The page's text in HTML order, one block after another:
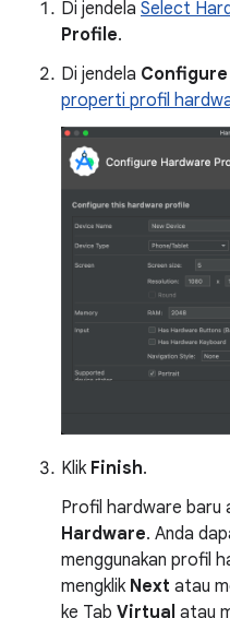
Di jendela Select
Profile.
Di jendela
properti profil
Klik Finish.
Profil hardware baru
Hardware. Anda
menggunakan profil
mengklik Next atau
ke Tab Virtual atau